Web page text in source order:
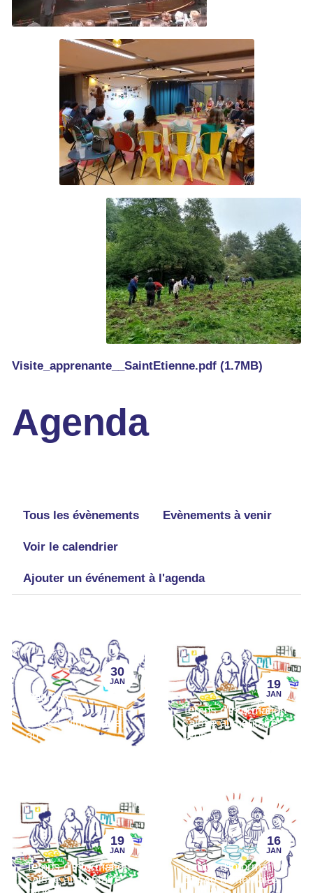
Visite_apprenante__SaintEtienne.pdf (1.7MB)
Agenda
Tous les évènements Evènements à venir
Voir le calendrier
Ajouter un événement à l'agenda
30
JAN
Réunion
d'information sur la
caisse alimentaire
du 8e
19
JAN
Temps d'information
caisse alimentaire
Lyon 8
19
JAN
Temps d'information
caisse alimentaire
16
JAN
Temps d'information
caisse alimentaire